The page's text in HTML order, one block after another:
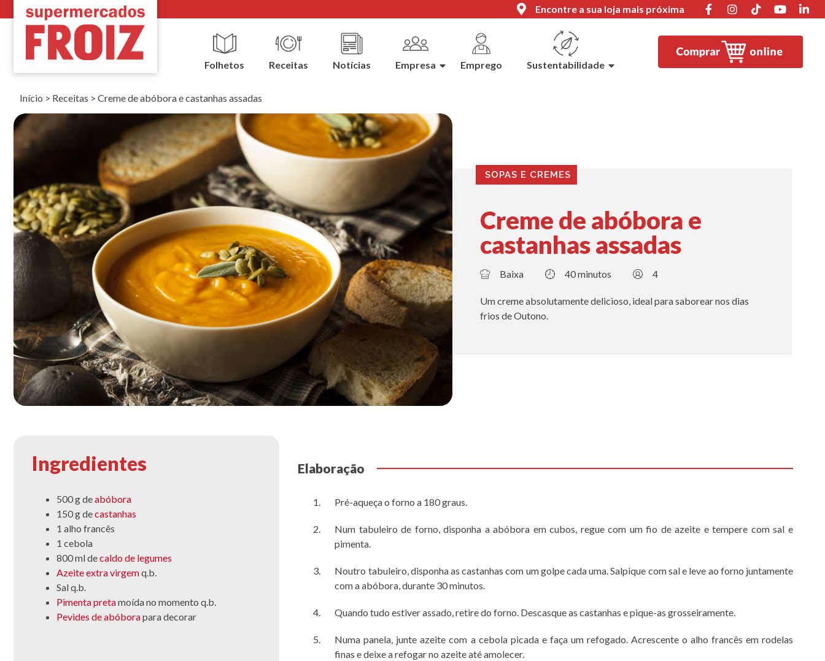
Encontre a sua loja mais próxima
Folhetos Receitas Notícias Empresa Emprego Sustentabilidade
Início > Receitas > Creme de abóbora e castanhas assadas
SOPAS E CREMES
Creme de abóbora e
castanhas assadas
Baixa 40 minutos 4
Um creme absolutamente delicioso, ideal para saborear nos dias
frios de Outono.
Ingredientes
500 g deabóbora
150 g decastanhas
1 alho francês
1 cebola
800 ml decaldo de legumes
Azeite extra virgemq.b.
Sal q.b.
Pimenta pretamoída no momento q.b.
Pevides de abóborapara decorar
Elaboração
Pré-aqueça o forno a 180 graus.
Num tabuleiro de forno, disponha a abóbora em cubos, regue com um fio de azeite e tempere com sal e
pimenta.
Noutro tabuleiro, disponha as castanhas com um golpe cada uma. Salpique com sal e leve ao forno juntamente
com a abóbora, durante 30 minutos.
Quando tudo estiver assado, retire do forno. Descasque as castanhas e pique-as grosseiramente.
Numa panela, junte azeite com a cebola picada e faça um refogado. Acrescente o alho francês em rodelas
finas e deixe a refogar no azeite até amolecer.